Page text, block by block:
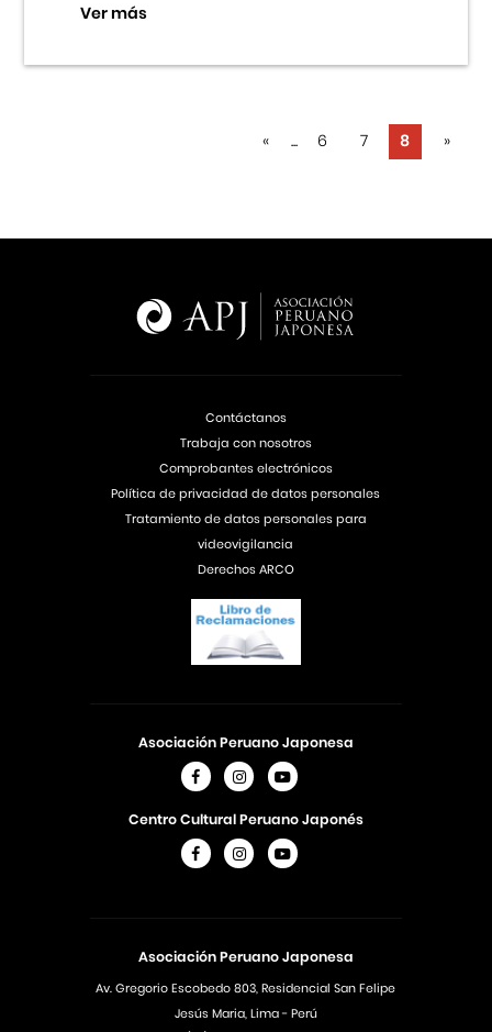
Ver más
« ... 6 7 8 »
Asociación Peruano Japonesa
Av. Gregorio Escobedo 803, Residencial San Felipe
Jesús Maria, Lima - Perú
Asociación Peruano Japonesa
Centro Cultural Peruano Japonés
Contáctanos
Trabaja con nosotros
Comprobantes electrónicos
Política de privacidad de datos personales
Tratamiento de datos personales para
videovigilancia
Derechos ARCO